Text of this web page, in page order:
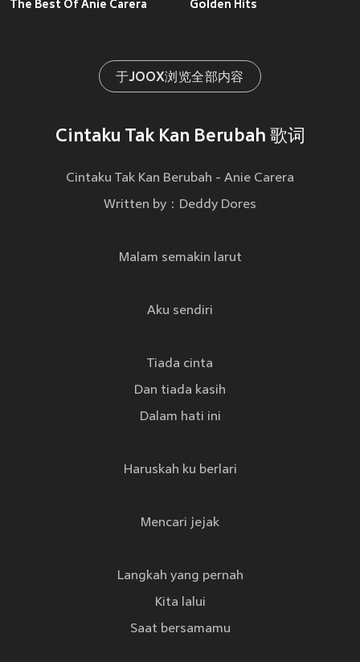
The Best Of Anie Carera Golden Hits
于JOOX浏览全部内容
Cintaku Tak Kan Berubah 歌词
Cintaku Tak Kan Berubah - Anie Carera
Written by：Deddy Dores
Malam semakin larut
Aku sendiri
Tiada cinta
Dan tiada kasih
Dalam hati ini
Haruskah ku berlari
Mencari jejak
Langkah yang pernah
Kita lalui
Saat bersamamu